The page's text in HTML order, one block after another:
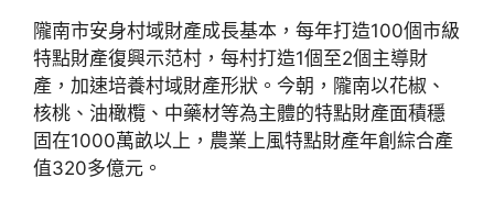
隴南市安身村域財產成長基本，每年打造100個市級
特點財產復興示范村，每村打造1個至2個主導財
產，加速培養村域財產形狀。今朝，隴南以花椒、
核桃、油橄欖、中藥材等為主體的特點財產面積穩
固在1000萬畝以上，農業上風特點財產年創綜合產
值320多億元。